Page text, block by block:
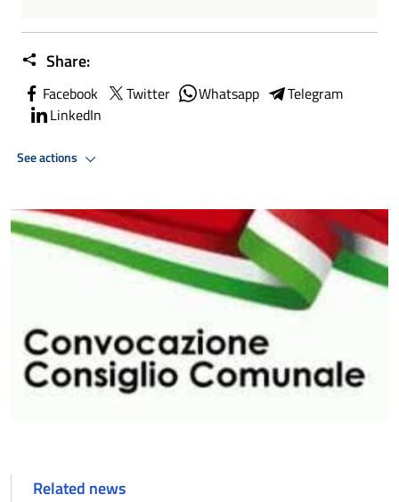
Share:
Facebook Twitter Whatsapp
Telegram
LinkedIn
See actions
Related news